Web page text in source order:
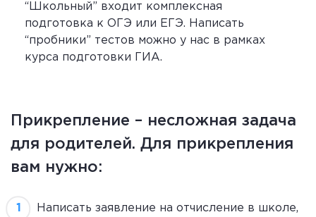
“Школьный” входит комплексная
подготовка к ОГЭ или ЕГЭ. Написать
“пробники” тестов можно у нас в рамках
курса подготовки ГИА.
Прикрепление – несложная задача
для родителей. Для прикрепления
вам нужно:
Написать заявление на отчисление в школе,